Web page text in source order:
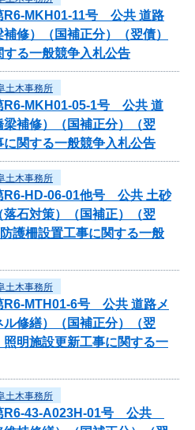
R6-MKH01-11号 公共 道路
修）（国補正分）（翌債）
る一般競争入札公告
土木事務所
R6-MKH01-05-1号 公共 道
補修）（国補正分）（翌
関する一般競争入札公告
土木事務所
R6-HD-06-01他号 公共 土砂
石対策）（国補正）（翌
護柵設置工事に関する一般
土木事務所
R6-MTH01-6号 公共 道路メ
修繕）（国補正分）（翌
明施設更新工事に関する一
土木事務所
R6-43-A023H-01号 公共